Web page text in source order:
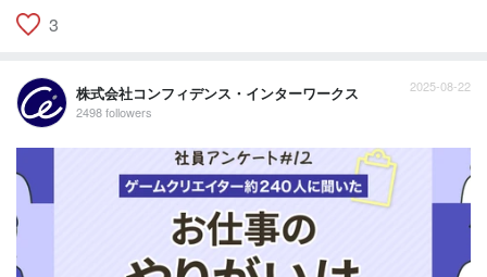
3
株式会社コンフィデンス・インターワークス
2498 followers
2025-08-22